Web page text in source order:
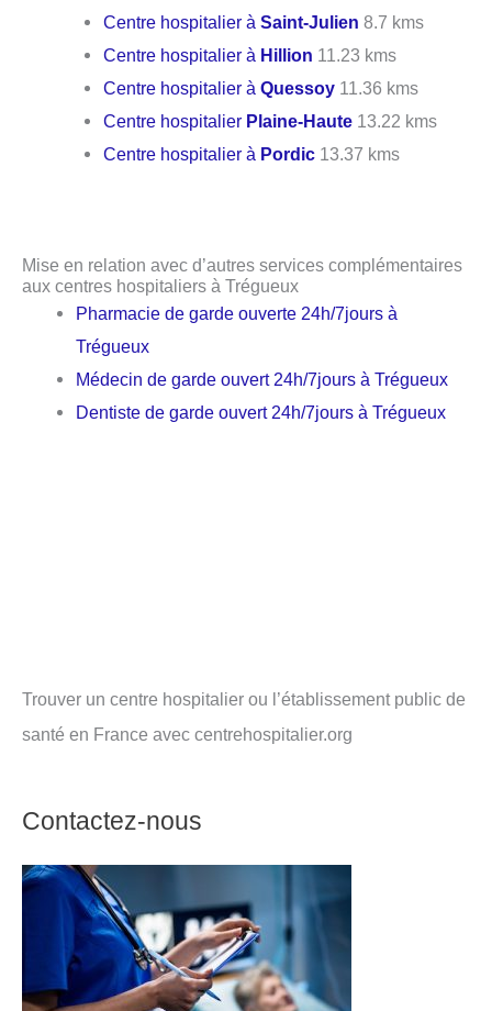
Centre hospitalier àSaint-Julien 8.7 kms
Centre hospitalier à Hillion 11.23 kms
Centre hospitalier àQuessoy 11.36 kms
Centre hospitalier Plaine-Haute 13.22 kms
Centre hospitalier à Pordic 13.37 kms
Mise en relation avec d’autres services complémentaires
aux centres hospitaliers à Trégueux
Pharmacie de garde ouverte 24h/7jours à
Trégueux
Médecin de garde ouvert 24h/7jours à Trégueux
Dentiste de garde ouvert 24h/7jours à Trégueux
Trouver un centre hospitalier ou l’établissement public de
santé en France avec centrehospitalier.org
Contactez-nous